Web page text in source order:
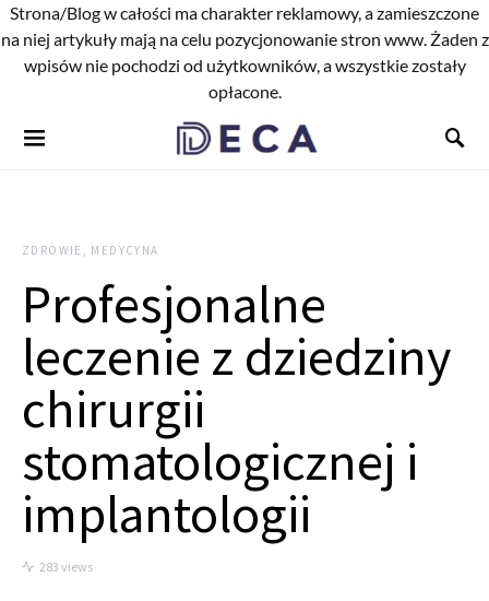
Strona/Blog w całości ma charakter reklamowy, a zamieszczone
na niej artykuły mają na celu pozycjonowanie stron www. Żaden z
wpisów nie pochodzi od użytkowników, a wszystkie zostały
opłacone.
ZDROWIE, MEDYCYNA
Profesjonalne
leczenie z dziedziny
chirurgii
stomatologicznej i
implantologii
283 views